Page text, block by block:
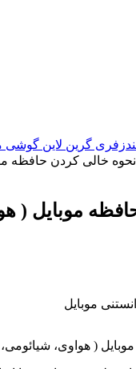
گرین لاین گوشی
نحوه خالی کردن حافظه
موبایل (
موبایل